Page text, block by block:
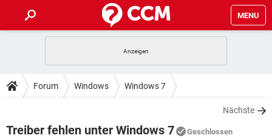
MENU
ANDROID IOS
WHATSAPP TIKTOK
TIPPS & TRICKS
SPIELE STREAMING
SPIELE STREAMING
Forum Windows Windows 7
Nächste
Treiber fehlen unter Windows 7 Geschlossen